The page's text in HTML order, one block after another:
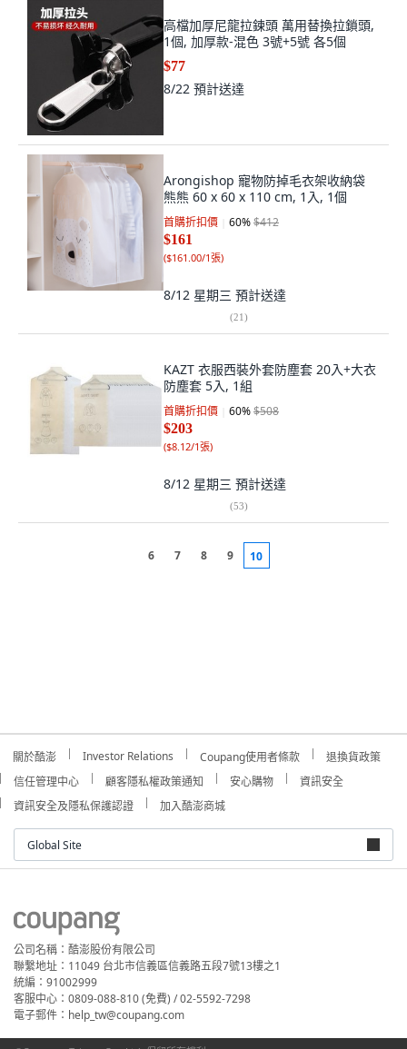
高檔加厚尼龍拉鍊頭 萬用替換拉鎖頭,
1個, 加厚款-混色 3號+5號 各5個
$77
8/22 預計送達
Arongishop 寵物防掉毛衣架收納袋
熊熊 60 x 60 x 110 cm, 1入, 1個
首購折扣價 60%$412
$161
($161.00/1張)
8/12 星期三 預計送達
(21)
KAZT 衣服西裝外套防塵套 20入+大衣
防塵套 5入, 1組
首購折扣價 60%$508
$203
($8.12/1張)
8/12 星期三 預計送達
(53)
6 7 8 9 10
關於酷澎 Investor Relations Coupang使用者條款
退換貨政策
信任管理中心
顧客隱私權政策通知 安心購物
資訊安全
資訊安全及隱私保護認證
加入酷澎商城
Global Site
公司名稱：酷澎股份有限公司
聯繫地址：11049 台北市信義區信義路五段7號13樓之1
統編：91002999
客服中心：0809-088-810 (免費) / 02-5592-7298
電子郵件：help_tw@coupang.com